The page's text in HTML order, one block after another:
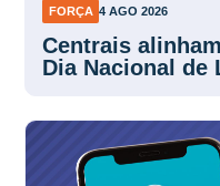
Centrais
Dia Nacional de